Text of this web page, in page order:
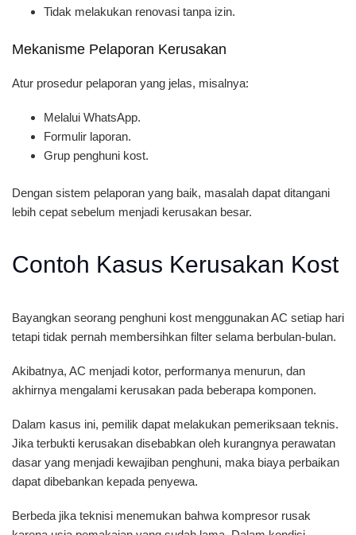
Tidak melakukan renovasi tanpa izin.
Mekanisme Pelaporan Kerusakan
Atur prosedur pelaporan yang jelas, misalnya:
Melalui WhatsApp.
Formulir laporan.
Grup penghuni kost.
Dengan sistem pelaporan yang baik, masalah dapat ditangani
lebih cepat sebelum menjadi kerusakan besar.
Contoh Kasus Kerusakan Kost
Bayangkan seorang penghuni kost menggunakan AC setiap hari
tetapi tidak pernah membersihkan filter selama berbulan-bulan.
Akibatnya, AC menjadi kotor, performanya menurun, dan
akhirnya mengalami kerusakan pada beberapa komponen.
Dalam kasus ini, pemilik dapat melakukan pemeriksaan teknis.
Jika terbukti kerusakan disebabkan oleh kurangnya perawatan
dasar yang menjadi kewajiban penghuni, maka biaya perbaikan
dapat dibebankan kepada penyewa.
Berbeda jika teknisi menemukan bahwa kompresor rusak